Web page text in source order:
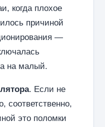
когда плохое
причиной
—
на малый.
. Если не
соответственно,
это поломки